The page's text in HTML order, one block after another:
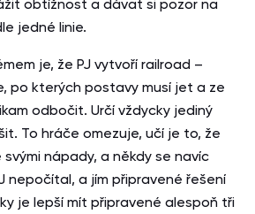
obtížnost a dávat si pozor na
jedné linie.
je, že PJ vytvoří railroad –
po kterých postavy musí jet a ze
odbočit. Určí vždycky jediný
To hráče omezuje, učí je to, že
nápady, a někdy se navíc
nepočítal, a jím připravené řešení
je lepší mít připravené alespoň tři